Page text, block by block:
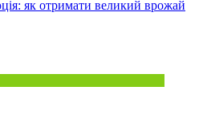
як отримати великий врожай